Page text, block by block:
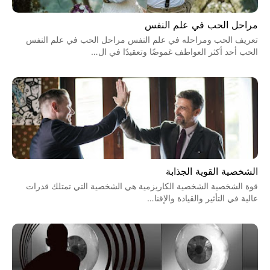
مراحل الحب في علم النفس
تعريف الحب ومراحله في علم النفس مراحل الحب في علم النفس
الحب أحد أكثر العواطف غموضًا وتعقيدًا في ال…
الشخصية القوية الجذابة
قوة الشخصية الشخصية الكاريزمية هي الشخصية التي تمتلك قدرات
عالية في التأثير والقيادة والإقنا…